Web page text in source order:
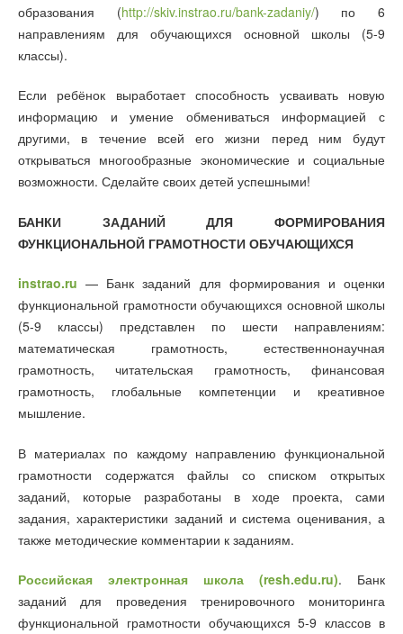
образования (http://skiv.instrao.ru/bank-zadaniy/) по 6
направлениям для обучающихся основной школы (5-9
классы).
Если ребёнок выработает способность усваивать новую
информацию и умение обмениваться информацией с
другими, в течение всей его жизни перед ним будут
открываться многообразные экономические и социальные
возможности. Сделайте своих детей успешными!
БАНКИ ЗАДАНИЙ ДЛЯ ФОРМИРОВАНИЯ
ФУНКЦИОНАЛЬНОЙ ГРАМОТНОСТИ ОБУЧАЮЩИХСЯ
instrao.ru — Банк заданий для формирования и оценки
функциональной грамотности обучающихся основной школы
(5-9 классы) представлен по шести направлениям:
математическая грамотность, естественнонаучная
грамотность, читательская грамотность, финансовая
грамотность, глобальные компетенции и креативное
мышление.
В материалах по каждому направлению функциональной
грамотности содержатся файлы со списком открытых
заданий, которые разработаны в ходе проекта, сами
задания, характеристики заданий и система оценивания, а
также методические комментарии к заданиям.
Российская электронная школа (resh.edu.ru). Банк
заданий для проведения тренировочного мониторинга
функциональной грамотности обучающихся 5-9 классов в